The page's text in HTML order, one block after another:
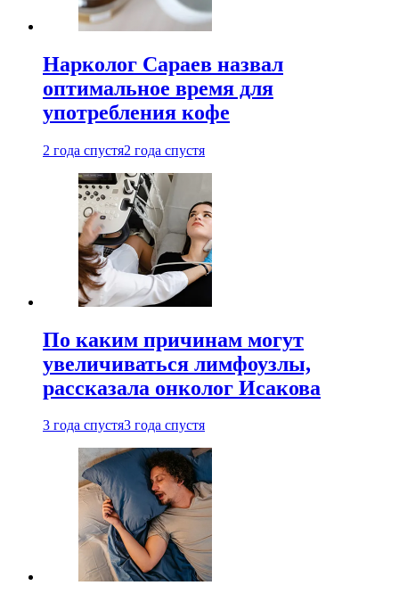
Нарколог Сараев назвал
оптимальное время для
употребления кофе
2 года спустя2 года спустя
По каким причинам могут
увеличиваться лимфоузлы,
рассказала онколог Исакова
3 года спустя3 года спустя